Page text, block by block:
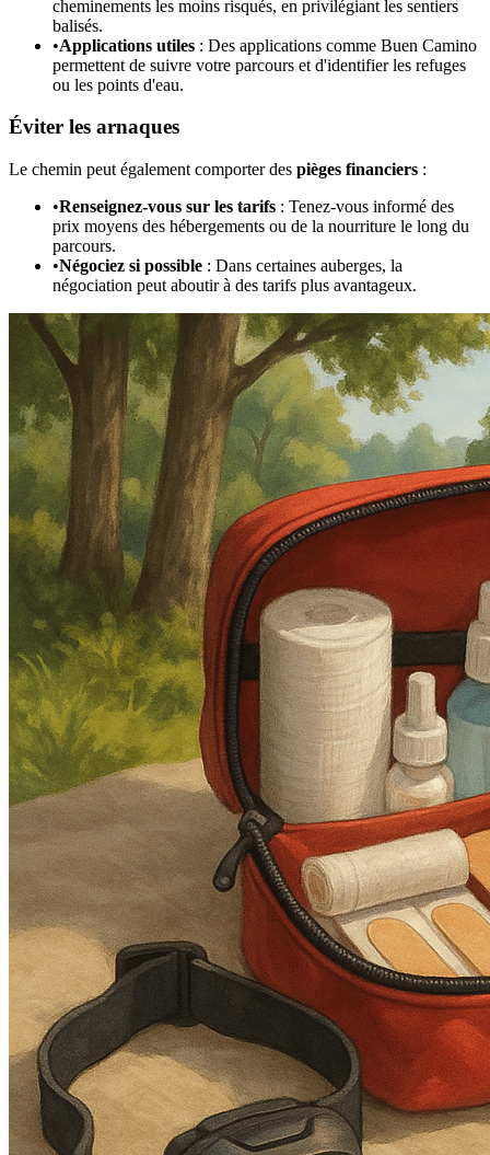
cheminements les moins risqués, en privilégiant les sentiers
balisés.
•Applications utiles : Des applications comme Buen Camino
permettent de suivre votre parcours et d'identifier les refuges
ou les points d'eau.
Éviter les arnaques
Le chemin peut également comporter des pièges financiers :
•Renseignez-vous sur les tarifs : Tenez-vous informé des
prix moyens des hébergements ou de la nourriture le long du
parcours.
•Négociez si possible : Dans certaines auberges, la
négociation peut aboutir à des tarifs plus avantageux.